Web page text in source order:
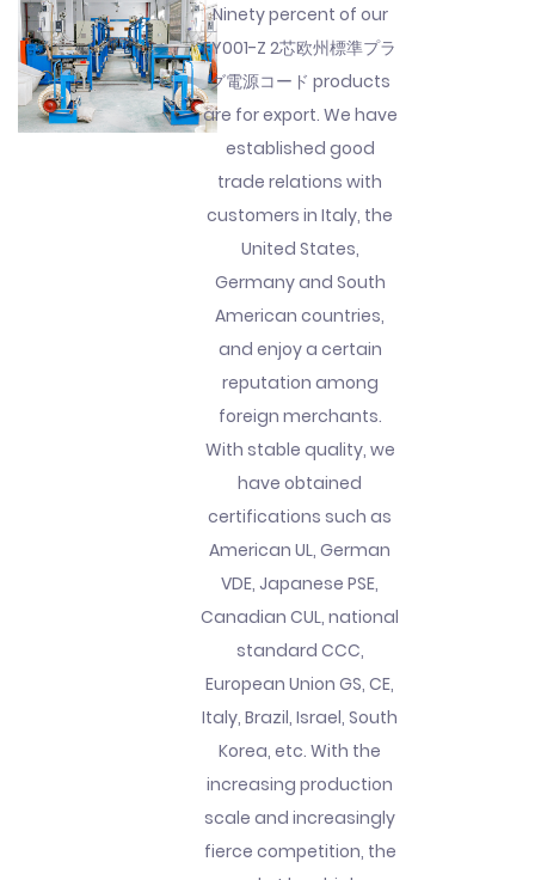
Ninety percent of our
FY001-Z 2芯欧州標準プラ
グ電源コード products
are for export. We have
established good
trade relations with
customers in Italy, the
United States,
Germany and South
American countries,
and enjoy a certain
reputation among
foreign merchants.
With stable quality, we
have obtained
certifications such as
American UL, German
VDE, Japanese PSE,
Canadian CUL, national
standard CCC,
European Union GS, CE,
Italy, Brazil, Israel, South
Korea, etc. With the
increasing production
scale and increasingly
fierce competition, the